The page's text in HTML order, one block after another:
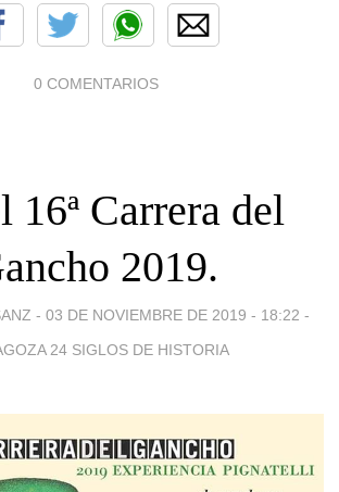
0 COMENTARIOS
16ª Carrera del
2019.
- 03 DE NOVIEMBRE DE 2019 - 18:22 -
24 SIGLOS DE HISTORIA